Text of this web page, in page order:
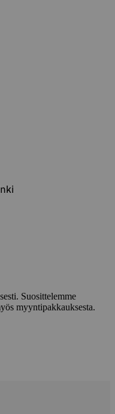
Suosittelemme
myyntipakkauksesta.